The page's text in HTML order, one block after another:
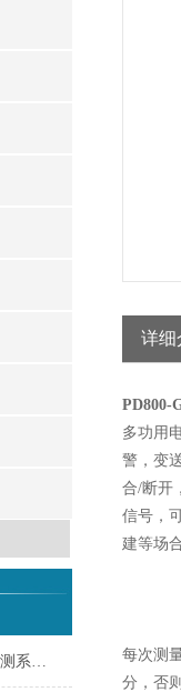
MinoPDA电力监控与能耗监测系统：能源管理的智慧之翼
详细
PD800-
多功用
警，变
合/断开
信号，
建等场
每次测
分，否